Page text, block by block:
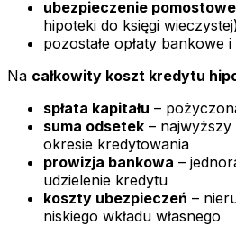
ubezpieczenie pomostowe
hipoteki do księgi
pozostałe opłaty bankowe
Na całkowity koszt kredytu
spłata kapitału –
suma odsetek – najwyższy
okresie kredytowania
prowizja bankowa –
udzielenie kredytu
koszty ubezpieczeń –
niskiego wkładu własnego